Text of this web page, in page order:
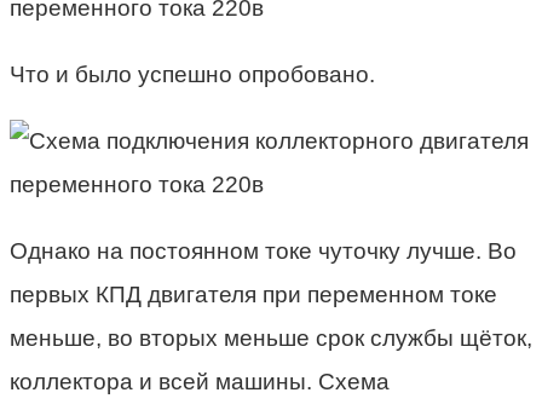
Что и было успешно опробовано.
Однако на постоянном токе чуточку лучше. Во
первых КПД двигателя при переменном токе
меньше, во вторых меньше срок службы щёток,
коллектора и всей машины. Схема